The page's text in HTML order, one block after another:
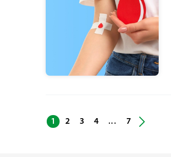
1 2 3 4 ... 7